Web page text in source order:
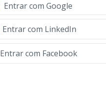
Entrar com Google
Entrar com LinkedIn
Entrar com Facebook